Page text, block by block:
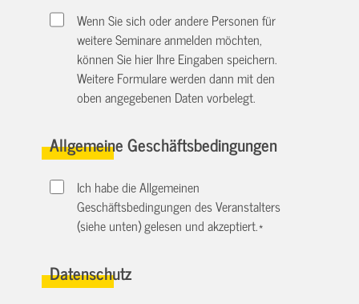
Wenn Sie sich oder andere Personen für
weitere Seminare anmelden möchten,
können Sie hier Ihre Eingaben speichern.
Weitere Formulare werden dann mit den
oben angegebenen Daten vorbelegt.
Allgemeine Geschäftsbedingungen
Ich habe die Allgemeinen
Geschäftsbedingungen des Veranstalters
(siehe unten) gelesen und akzeptiert.*
Datenschutz